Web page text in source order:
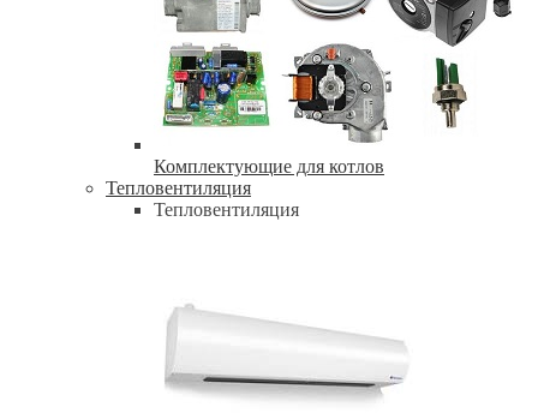
Комплектующие для котлов
Тепловентиляция
Тепловентиляция